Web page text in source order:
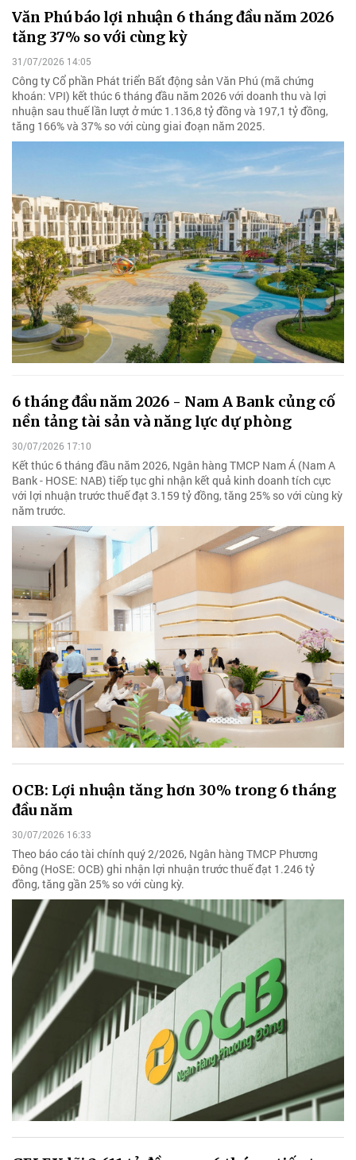
Văn Phú báo lợi nhuận 6 tháng đầu năm 2026
tăng 37% so với cùng kỳ
31/07/2026 14:05
Công ty Cổ phần Phát triển Bất động sản Văn Phú (mã chứng
khoán: VPI) kết thúc 6 tháng đầu năm 2026 với doanh thu và lợi
nhuận sau thuế lần lượt ở mức 1.136,8 tỷ đồng và 197,1 tỷ đồng,
tăng 166% và 37% so với cùng giai đoạn năm 2025.
6 tháng đầu năm 2026 - Nam A Bank củng cố
nền tảng tài sản và năng lực dự phòng
30/07/2026 17:10
Kết thúc 6 tháng đầu năm 2026, Ngân hàng TMCP Nam Á (Nam A
Bank - HOSE: NAB) tiếp tục ghi nhận kết quả kinh doanh tích cực
với lợi nhuận trước thuế đạt 3.159 tỷ đồng, tăng 25% so với cùng kỳ
năm trước.
OCB: Lợi nhuận tăng hơn 30% trong 6 tháng
đầu năm
30/07/2026 16:33
Theo báo cáo tài chính quý 2/2026, Ngân hàng TMCP Phương
Đông (HoSE: OCB) ghi nhận lợi nhuận trước thuế đạt 1.246 tỷ
đồng, tăng gần 25% so với cùng kỳ.